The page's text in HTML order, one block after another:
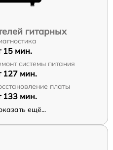
гитарных
15 мин.
системы питания
127 мин.
платы
133 мин.
ещё...